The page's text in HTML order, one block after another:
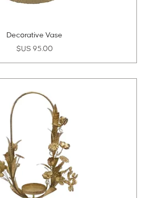
Decorative Vase
السعر‏95.00 US$